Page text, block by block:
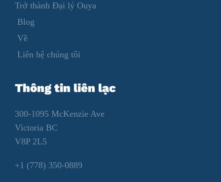
Trở thành Đại lý Ouya
Blog
Về
Liên hệ chúng tôi
Thông tin liên lạc
300-1095 McKenzie Ave
Victoria BC
V8P 2L5
+1 (778) 350-0889